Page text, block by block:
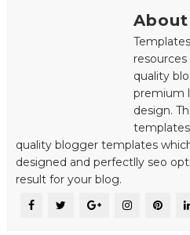
quality
premium
design.
quality blogger templates
designed and perfectlly seo
result for your blog.